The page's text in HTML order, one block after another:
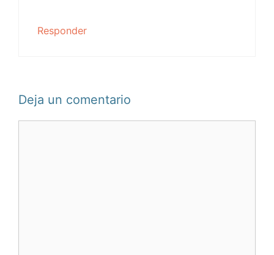
Responder
Deja un comentario